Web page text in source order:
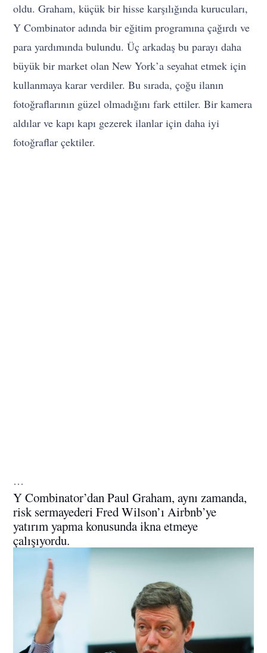
oldu. Graham, küçük bir hisse karşılığında kurucuları,
Y Combinator adında bir eğitim programına çağırdı ve
para yardımında bulundu. Üç arkadaş bu parayı daha
büyük bir market olan New York’a seyahat etmek için
kullanmaya karar verdiler. Bu sırada, çoğu ilanın
fotoğraflarının güzel olmadığını fark ettiler. Bir kamera
aldılar ve kapı kapı gezerek ilanlar için daha iyi
fotoğraflar çektiler.
…
Y Combinator’dan Paul Graham, aynı zamanda,
risk sermayederi Fred Wilson’ı Airbnb’ye
yatırım yapma konusunda ikna etmeye
çalışıyordu.